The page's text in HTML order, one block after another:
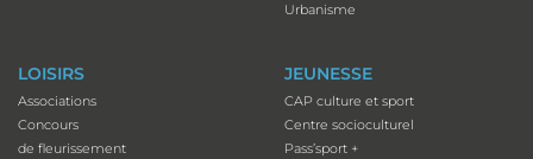
Urbanisme
LOISIRS
Associations
Concours
de fleurissement
JEUNESSE
CAP culture et sport
Centre socioculturel
Pass’sport +